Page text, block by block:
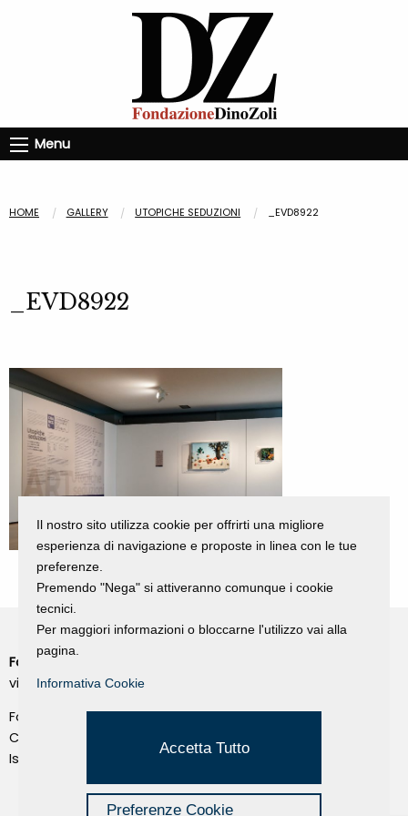
Menu
HOME GALLERY UTOPICHE SEDUZIONI _EVD8922
_EVD8922
Fondazione Dino Zoli
viale Bologna 288, Forlì
Fondo dot. euro 285.000 i.v.
CF e P.IVA 03692820404
Isc.Reg Per.Giu. n. 10404
Il nostro sito utilizza cookie per offrirti una migliore
esperienza di navigazione e proposte in linea con le tue
preferenze.
Premendo "Nega" si attiveranno comunque i cookie
tecnici.
Per maggiori informazioni o bloccarne l'utilizzo vai alla
pagina.
Informativa Cookie
Accetta Tutto
Preferenze Cookie